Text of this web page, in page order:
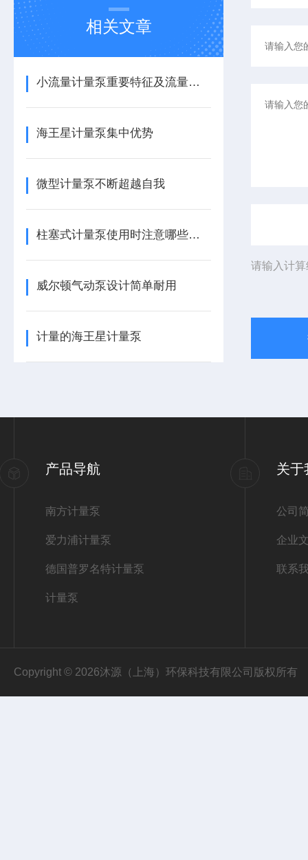
相关文章
小流量计量泵重要特征及流量调节方式
海王星计量泵集中优势
微型计量泵不断超越自我
柱塞式计量泵使用时注意哪些事项
威尔顿气动泵设计简单耐用
计量的海王星计量泵
请输入计
产品导航
南方计量泵
爱力浦计量泵
德国普罗名特计量泵
计量泵
关于
公司
企业
联系
Copyright © 2026沐源（上海）环保科技有限公司版权所有